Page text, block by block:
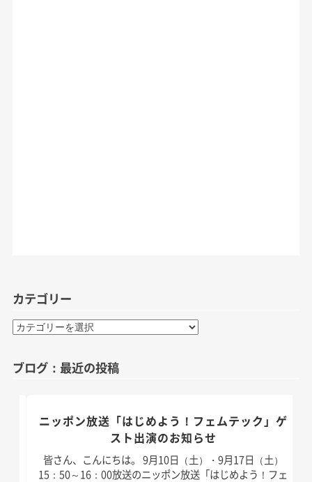
カテゴリー
カ
テ
リ
ブログ：最近の投稿
ニッポン放送「はじめよう！フェムテック」ゲ
スト出演のお知らせ
皆さん、こんにちは。 9月10日（土）・9月17日（土）
15：50～16：00放送のニッポン放送「はじめよう！フェ